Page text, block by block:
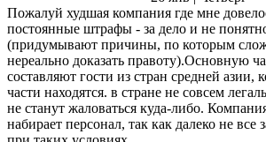
Пожалуй худшая компания где мне
постоянные штрафы - за дело и не
(придумывают причины, по которым
нереально доказать правоту).Основную
составляют гости из стран средней азии,
части находятся. в стране не совсем
не станут жаловаться куда-либо.
набирает персонал, так как далеко не все